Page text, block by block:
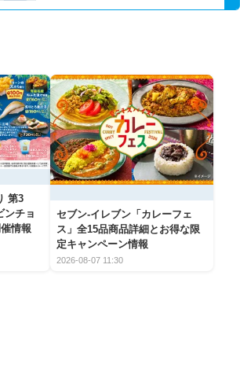
第3
ンチョ
情報
セブン‐イレブン「カレーフェ
ス」全15品商品詳細とお得な限
定キャンペーン情報
2026-08-07 11:30